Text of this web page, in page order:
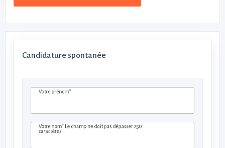
Candidature spontanée
Votre prénom*
Votre nom* Le champ ne doit pas dépasser 250
caractères